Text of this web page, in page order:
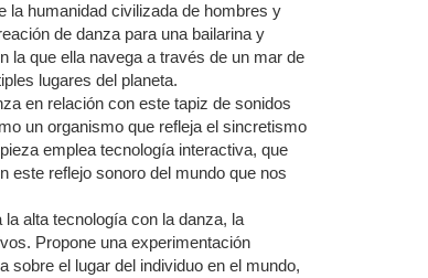
la humanidad civilizada de hombres y
de danza para una bailarina y
la que ella navega a través de un mar de
lugares del planeta.
en relación con este tapiz de sonidos
un organismo que refleja el sincretismo
emplea tecnología interactiva, que
este reflejo sonoro del mundo que nos
alta tecnología con la danza, la
Propone una experimentación
el lugar del individuo en el mundo,